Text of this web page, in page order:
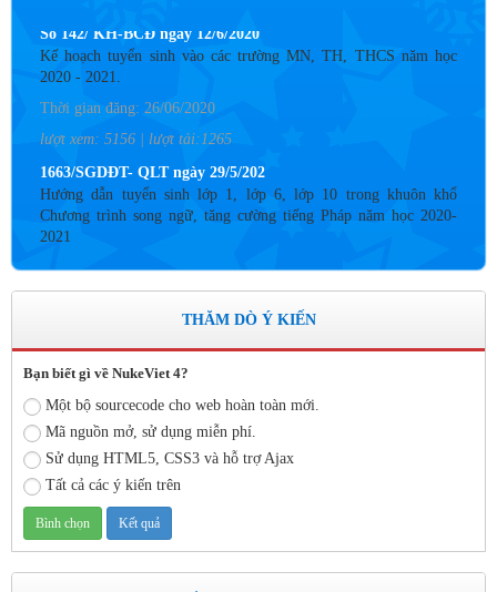
Kế hoạch tuyển sinh vào các trường MN, TH, THCS năm học
2020 - 2021.
Hướng dẫn tuyển sinh lớp 1, lớp 6, lớp 10 trong khuôn khổ
Chương trình song ngữ, tăng cường tiếng Pháp năm học 2020-
2021
Số: 05 /KHCM - THVY NGÀY 10/9&
lượt xem: 8577 | lượt tải:2798
Số: 03 /KH-THVY ngày 17/9�
KẾ HOẠCH CÔNG TÁC KIỂM TRA NỘI BỘ NĂM HỌC
Thời gian đăng: 11/06/2020
THĂM DÒ Ý KIẾN
Bạn biết gì về NukeViet 4?
Một bộ sourcecode cho web hoàn toàn mới.
Mã nguồn mở, sử dụng miễn phí.
Sử dụng HTML5, CSS3 và hỗ trợ Ajax
Tất cả các ý kiến trên